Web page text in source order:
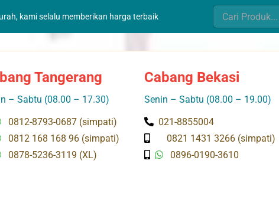
kami selalu memberikan harga terbaik
Search
for:
Tangerang
– Sabtu (08.00 – 17.30)
0812-8793-0687 (simpati)
0812 168 168 96 (simpati)
0878-5236-3119 (XL)
Cabang Bekasi
Senin – Sabtu (08.00 – 19.00)
021-8855004
0821 1431 3266 (simpati)
0896-0190-3610